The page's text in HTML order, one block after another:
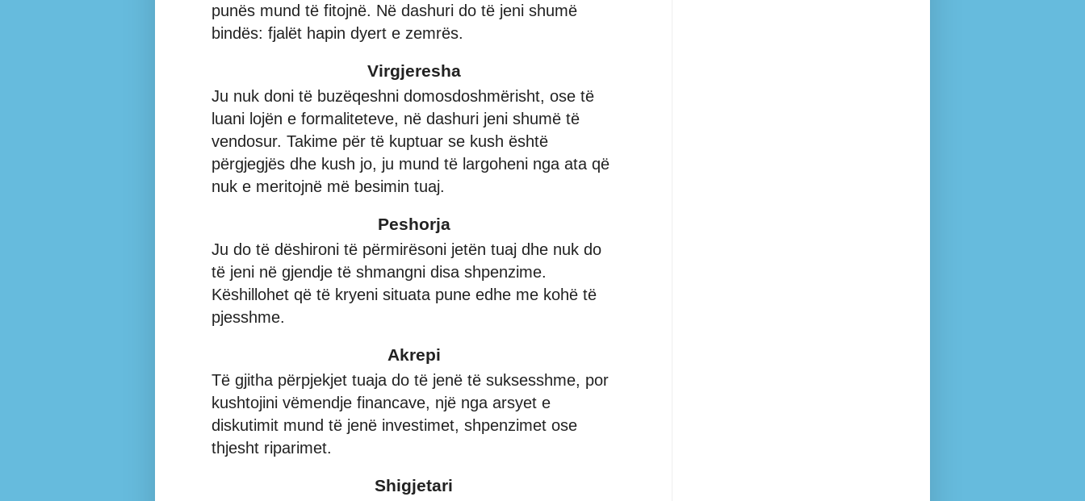
punës mund të fitojnë. Në dashuri do të jeni shumë
bindës: fjalët hapin dyert e zemrës.
Virgjeresha
Ju nuk doni të buzëqeshni domosdoshmërisht, ose të
luani lojën e formaliteteve, në dashuri jeni shumë të
vendosur. Takime për të kuptuar se kush është
përgjegjës dhe kush jo, ju mund të largoheni nga ata që
nuk e meritojnë më besimin tuaj.
Peshorja
Ju do të dëshironi të përmirësoni jetën tuaj dhe nuk do
të jeni në gjendje të shmangni disa shpenzime.
Këshillohet që të kryeni situata pune edhe me kohë të
pjesshme.
Akrepi
Të gjitha përpjekjet tuaja do të jenë të suksesshme, por
kushtojini vëmendje financave, një nga arsyet e
diskutimit mund të jenë investimet, shpenzimet ose
thjesht riparimet.
Shigjetari